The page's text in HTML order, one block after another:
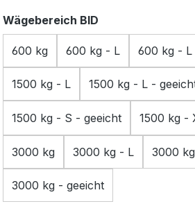
Wägebereich BID
600 kg 600 kg - L
1500 kg - L 1500 kg - L -
1500 kg - S - geeicht 1500 kg -
3000 kg 3000 kg - L 3000
3000 kg - geeicht